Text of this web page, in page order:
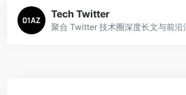
Tech Twitter
聚合 Twitter 技术圈深度长文与前沿